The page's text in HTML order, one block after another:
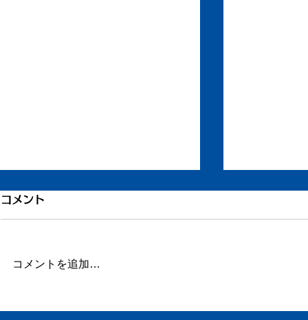
引き続き倦怠感
に明け方に高熱が出たり、ちょっ
くべきなのかもしれません。 体
か。 身体に
コメント
コメントを追加…